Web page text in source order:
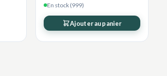
En stock (999)
Ajouter au panier